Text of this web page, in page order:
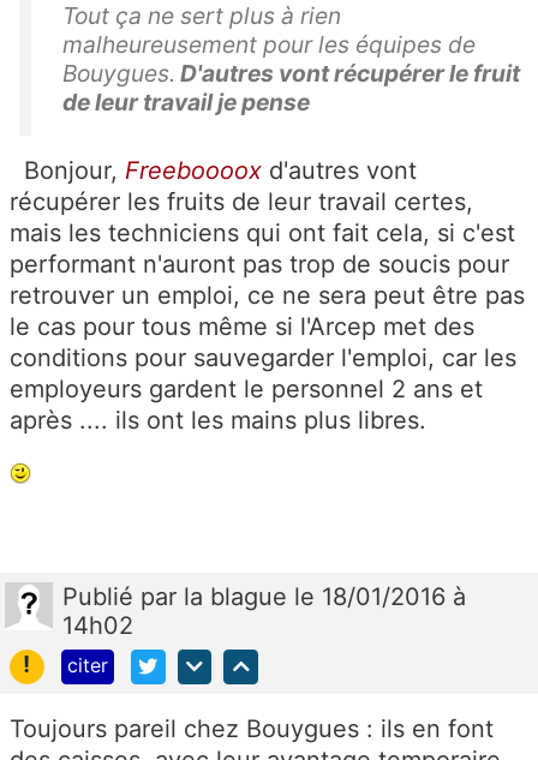
Tout ça ne sert plus à rien
malheureusement pour les équipes de
Bouygues. D'autres vont récupérer le fruit
de leur travail je pense
Bonjour, Freeboooox d'autres vont
récupérer les fruits de leur travail certes,
mais les techniciens qui ont fait cela, si c'est
performant n'auront pas trop de soucis pour
retrouver un emploi, ce ne sera peut être pas
le cas pour tous même si l'Arcep met des
conditions pour sauvegarder l'emploi, car les
employeurs gardent le personnel 2 ans et
après .... ils ont les mains plus libres.
Publié par la blague le 18/01/2016 à
14h02
!
citer
Toujours pareil chez Bouygues : ils en font